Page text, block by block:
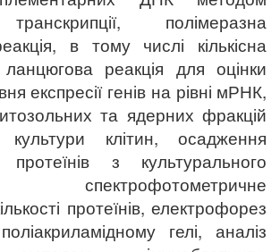
полімеразна
в тому числі кількісна
реакція для оцінки
експресії генів на рівні мРНК,
та ядерних фракцій
культури клітин, осадження
протеїнів з культурального
спектрофотометричне
протеїнів, електрофорез
гелі, аналіз